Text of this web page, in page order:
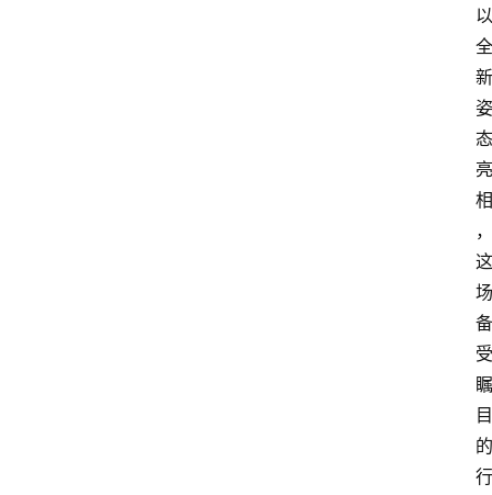
以
全
新
姿
态
亮
相
，
这
场
备
受
瞩
目
的
行